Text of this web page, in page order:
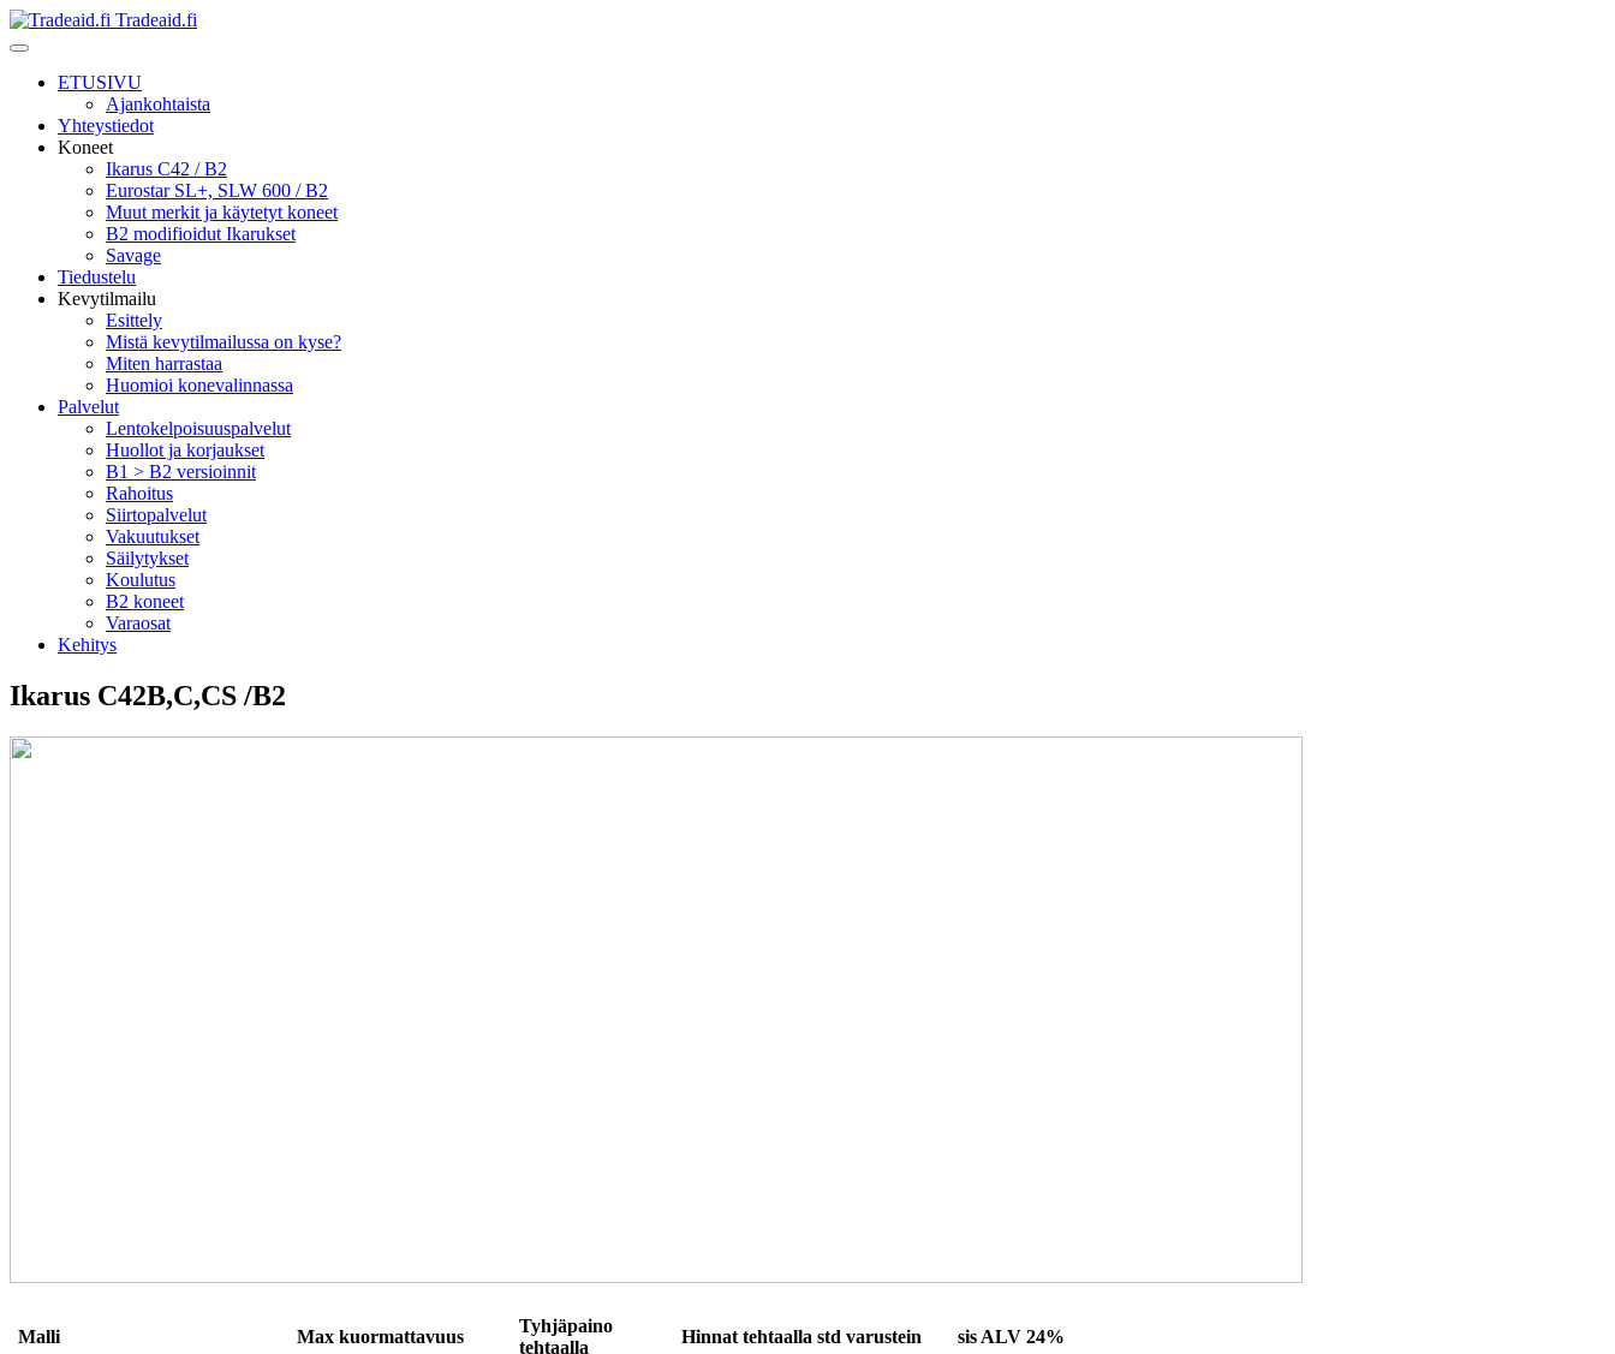
Tradeaid.fi
ETUSIVU
Ajankohtaista
Yhteystiedot
Koneet
Ikarus C42 / B2
Eurostar SL+, SLW 600 / B2
Muut merkit ja käytetyt koneet
B2 modifioidut Ikarukset
Savage
Tiedustelu
Kevytilmailu
Esittely
Mistä kevytilmailussa on kyse?
Miten harrastaa
Huomioi konevalinnassa
Palvelut
Lentokelpoisuuspalvelut
Huollot ja korjaukset
B1 > B2 versioinnit
Rahoitus
Siirtopalvelut
Vakuutukset
Säilytykset
Koulutus
B2 koneet
Varaosat
Kehitys
Ikarus C42B,C,CS /B2
Malli Max kuormattavuus
Tyhjäpaino
tehtaalla
Hinnat tehtaalla std varustein sis ALV 24%